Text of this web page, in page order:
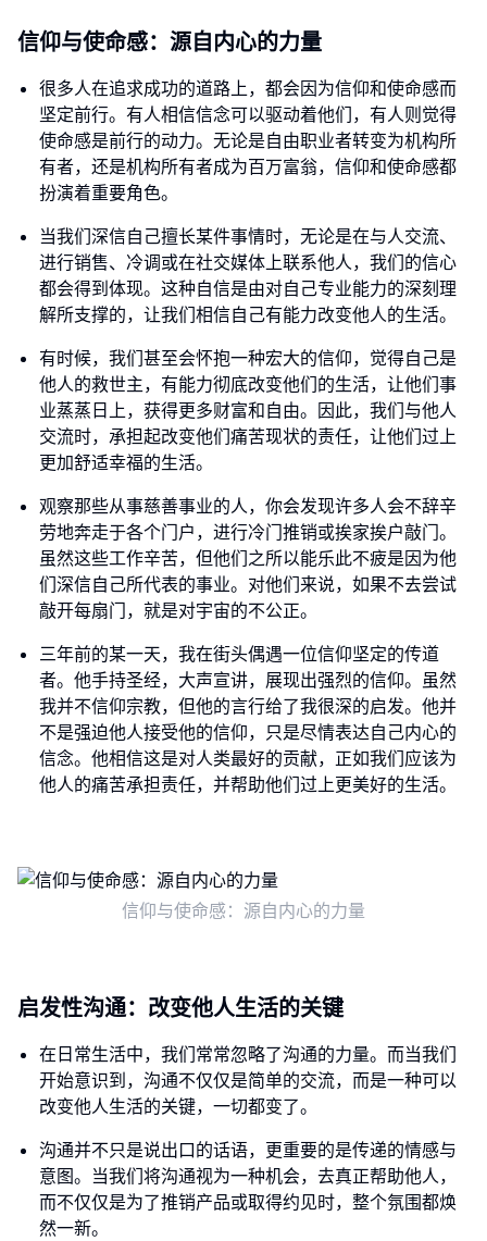
信仰与使命感：源自内心的力量
很多人在追求成功的道路上，都会因为信仰和使命感而
坚定前行。有人相信信念可以驱动着他们，有人则觉得
使命感是前行的动力。无论是自由职业者转变为机构所
有者，还是机构所有者成为百万富翁，信仰和使命感都
扮演着重要角色。
当我们深信自己擅长某件事情时，无论是在与人交流、
进行销售、冷调或在社交媒体上联系他人，我们的信心
都会得到体现。这种自信是由对自己专业能力的深刻理
解所支撑的，让我们相信自己有能力改变他人的生活。
有时候，我们甚至会怀抱一种宏大的信仰，觉得自己是
他人的救世主，有能力彻底改变他们的生活，让他们事
业蒸蒸日上，获得更多财富和自由。因此，我们与他人
交流时，承担起改变他们痛苦现状的责任，让他们过上
更加舒适幸福的生活。
观察那些从事慈善事业的人，你会发现许多人会不辞辛
劳地奔走于各个门户，进行冷门推销或挨家挨户敲门。
虽然这些工作辛苦，但他们之所以能乐此不疲是因为他
们深信自己所代表的事业。对他们来说，如果不去尝试
敲开每扇门，就是对宇宙的不公正。
三年前的某一天，我在街头偶遇一位信仰坚定的传道
者。他手持圣经，大声宣讲，展现出强烈的信仰。虽然
我并不信仰宗教，但他的言行给了我很深的启发。他并
不是强迫他人接受他的信仰，只是尽情表达自己内心的
信念。他相信这是对人类最好的贡献，正如我们应该为
他人的痛苦承担责任，并帮助他们过上更美好的生活。
信仰与使命感：源自内心的力量
启发性沟通：改变他人生活的关键
在日常生活中，我们常常忽略了沟通的力量。而当我们
开始意识到，沟通不仅仅是简单的交流，而是一种可以
改变他人生活的关键，一切都变了。
沟通并不只是说出口的话语，更重要的是传递的情感与
意图。当我们将沟通视为一种机会，去真正帮助他人，
而不仅仅是为了推销产品或取得约见时，整个氛围都焕
然一新。